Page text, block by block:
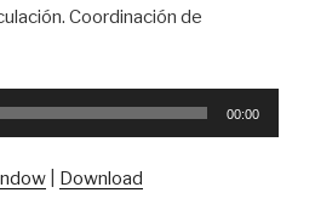
Coordinación de
00:00
Download